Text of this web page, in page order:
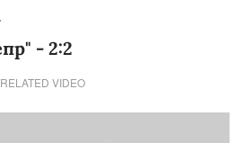
- 2:2
RELATED VIDEO